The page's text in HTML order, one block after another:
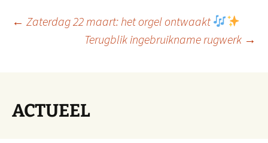
Berichtnavigatie
← Zaterdag 22 maart: het orgel ontwaakt
Terugblik ingebruikname rugwerk →
ACTUEEL